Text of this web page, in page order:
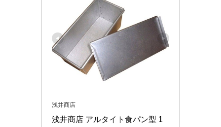
浅井商店
浅井商店 アルタイト食パン型 1